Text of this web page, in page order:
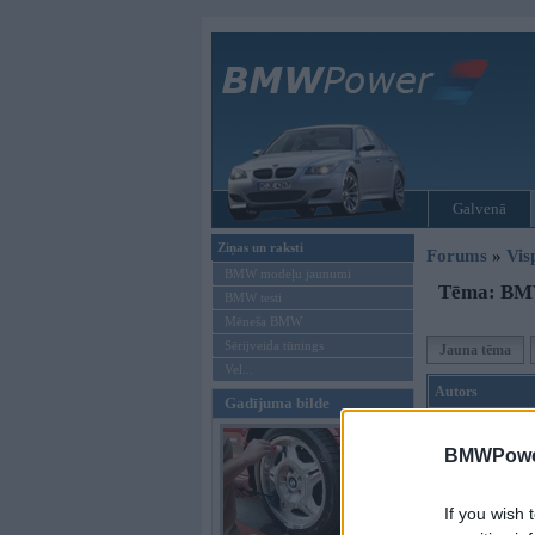
If you wish
Galvenā
Ziņas un raksti
BMW modeļu jaunumi
BMW testi
Mēneša BMW
Sērijveida tūnings
Vel...
Gadījuma bilde
Forums »
Tēma:
Jauna tēma
Autors